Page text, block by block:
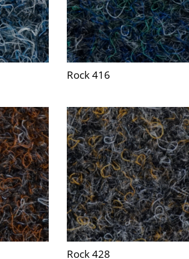
Rock 416
Rock 428